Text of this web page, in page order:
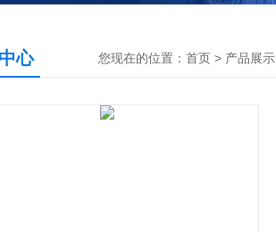
心 您现在的位置： 首页 > 产品展示